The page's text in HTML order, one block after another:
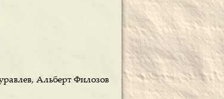
Альберт Филозов